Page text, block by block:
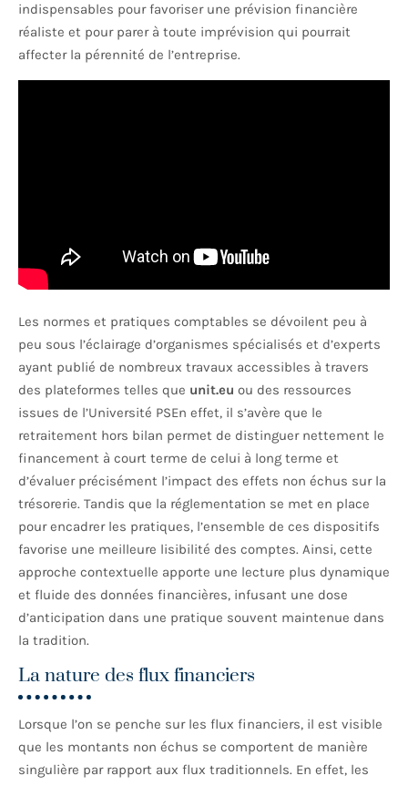
indispensables pour favoriser une prévision financière
réaliste et pour parer à toute imprévision qui pourrait
affecter la pérennité de l’entreprise.
Les normes et pratiques comptables se dévoilent peu à
peu sous l’éclairage d’organismes spécialisés et d’experts
ayant publié de nombreux travaux accessibles à travers
des plateformes telles que unit.eu ou des ressources
issues de l’Université PSEn effet, il s’avère que le
retraitement hors bilan permet de distinguer nettement le
financement à court terme de celui à long terme et
d’évaluer précisément l’impact des effets non échus sur la
trésorerie. Tandis que la réglementation se met en place
pour encadrer les pratiques, l’ensemble de ces dispositifs
favorise une meilleure lisibilité des comptes. Ainsi, cette
approche contextuelle apporte une lecture plus dynamique
et fluide des données financières, infusant une dose
d’anticipation dans une pratique souvent maintenue dans
la tradition.
La nature des flux financiers
Lorsque l’on se penche sur les flux financiers, il est visible
que les montants non échus se comportent de manière
singulière par rapport aux flux traditionnels. En effet, les